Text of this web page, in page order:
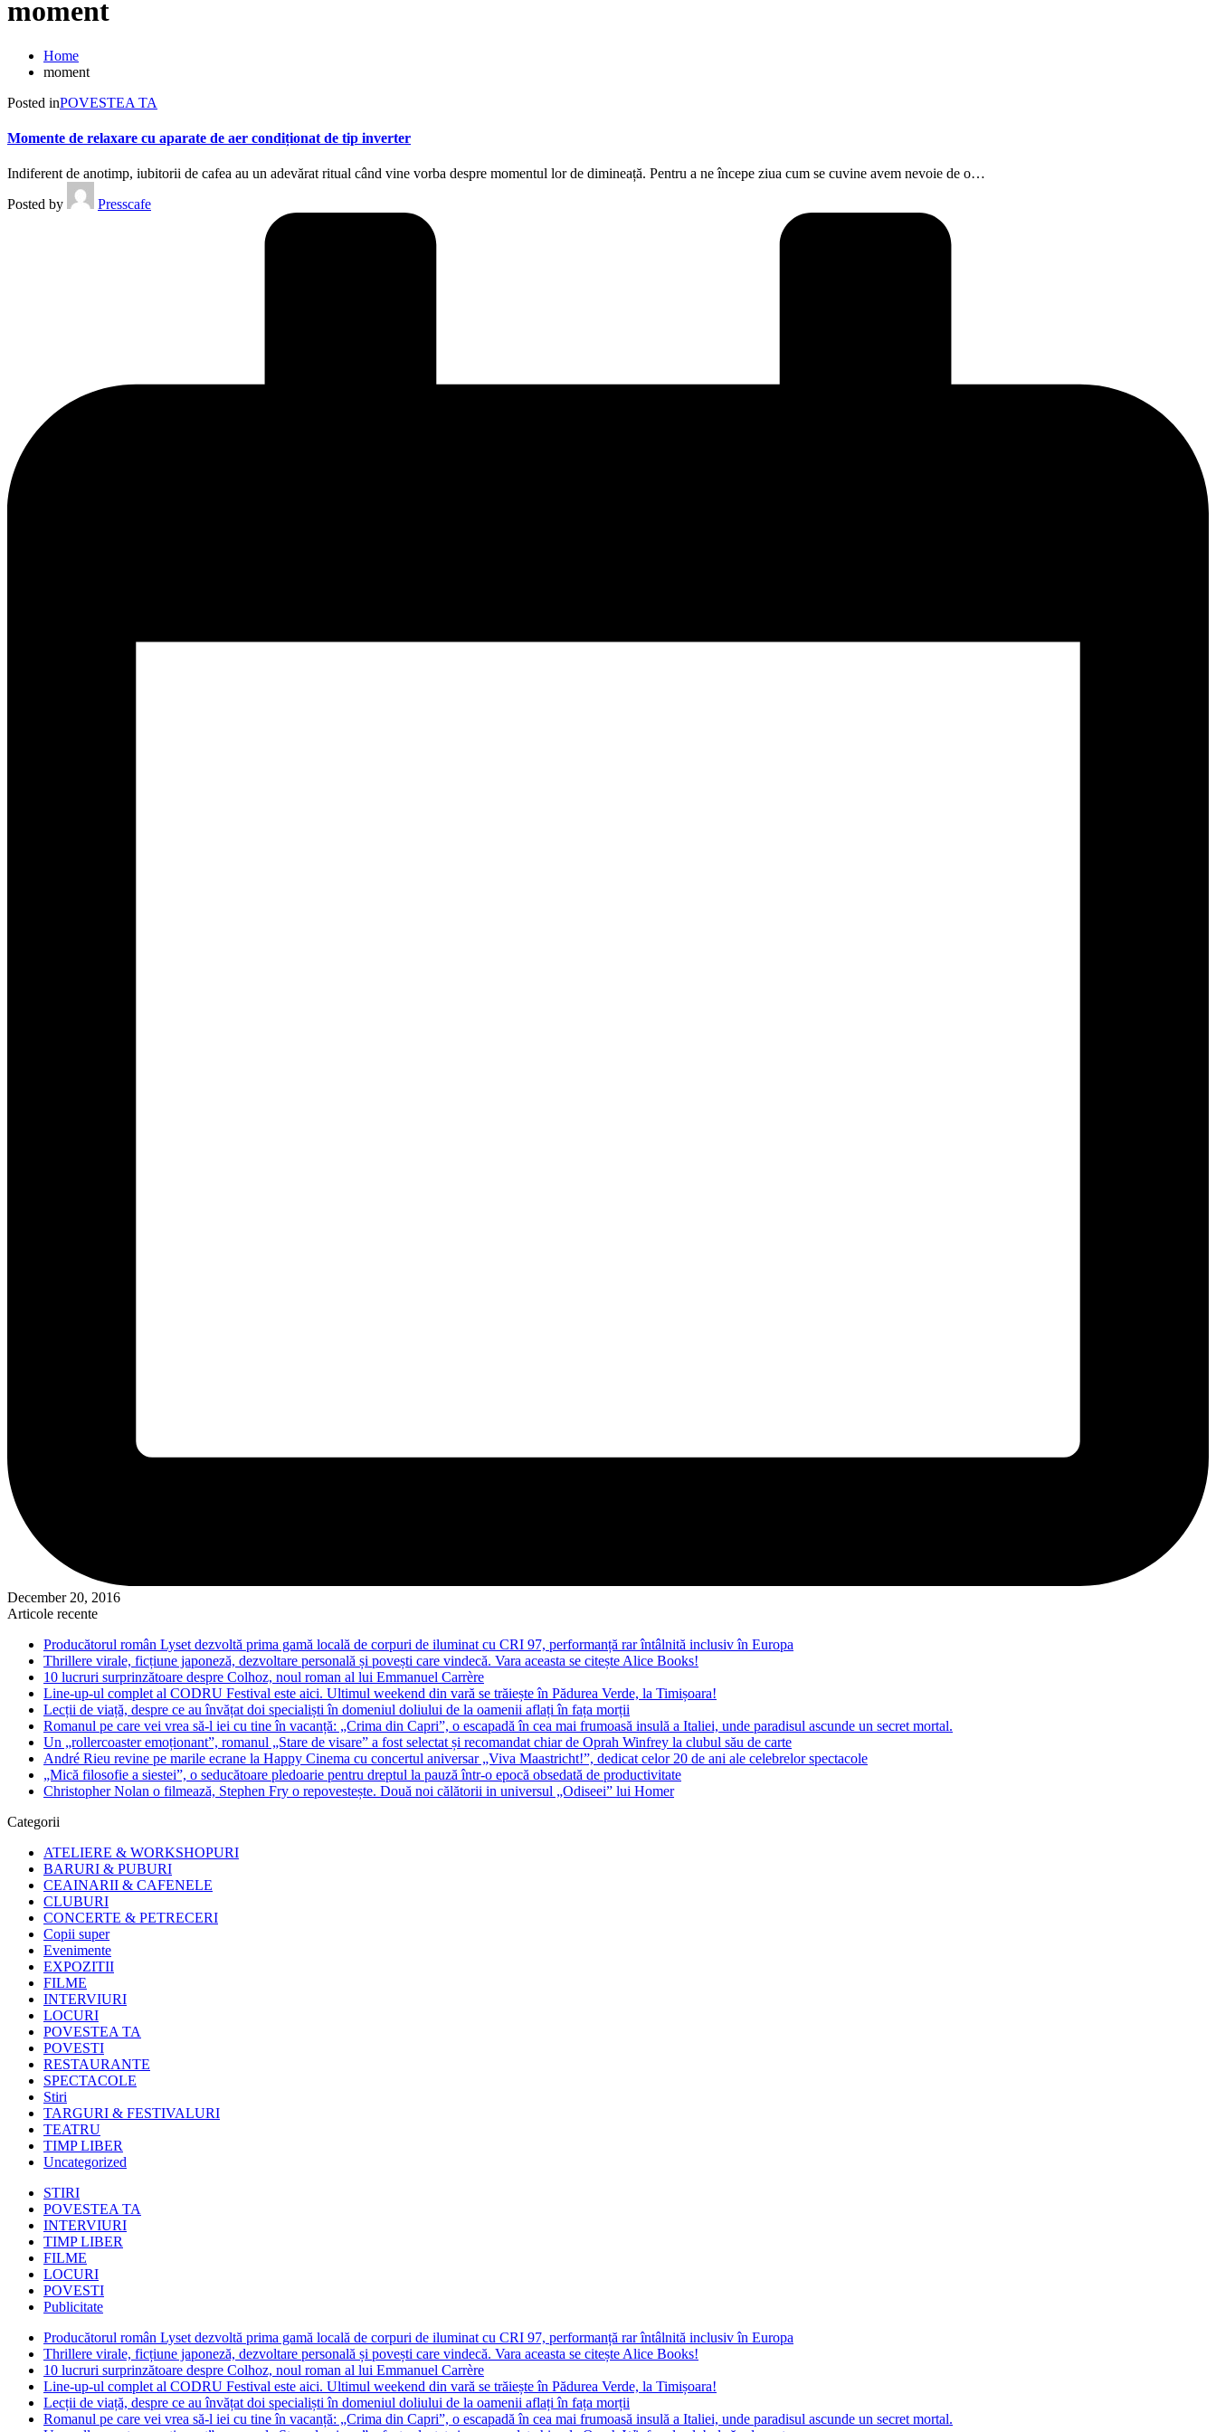
moment
Home
moment
Posted inPOVESTEA TA
Momente de relaxare cu aparate de aer condiționat de tip inverter
Indiferent de anotimp, iubitorii de cafea au un adevărat ritual când vine vorba despre momentul lor de dimineață. Pentru a ne începe ziua cum se cuvine avem nevoie de o…
Posted by
Presscafe
December 20, 2016
Articole recente
Producătorul român Lyset dezvoltă prima gamă locală de corpuri de iluminat cu CRI 97, performanță rar întâlnită inclusiv în Europa
Thrillere virale, ficțiune japoneză, dezvoltare personală și povești care vindecă. Vara aceasta se citește Alice Books!
10 lucruri surprinzătoare despre Colhoz, noul roman al lui Emmanuel Carrère
Line-up-ul complet al CODRU Festival este aici. Ultimul weekend din vară se trăiește în Pădurea Verde, la Timișoara!
Lecții de viață, despre ce au învățat doi specialiști în domeniul doliului de la oamenii aflați în fața morții
Romanul pe care vei vrea să-l iei cu tine în vacanță: „Crima din Capri”, o escapadă în cea mai frumoasă insulă a Italiei, unde paradisul ascunde un secret mortal.
Un „rollercoaster emoționant”, romanul „Stare de visare” a fost selectat și recomandat chiar de Oprah Winfrey la clubul său de carte
André Rieu revine pe marile ecrane la Happy Cinema cu concertul aniversar „Viva Maastricht!”, dedicat celor 20 de ani ale celebrelor spectacole
„Mică filosofie a siestei”, o seducătoare pledoarie pentru dreptul la pauză într-o epocă obsedată de productivitate
Christopher Nolan o filmează, Stephen Fry o repovestește. Două noi călătorii in universul „Odiseei” lui Homer
Categorii
ATELIERE & WORKSHOPURI
BARURI & PUBURI
CEAINARII & CAFENELE
CLUBURI
CONCERTE & PETRECERI
Copii super
Evenimente
EXPOZITII
FILME
INTERVIURI
LOCURI
POVESTEA TA
POVESTI
RESTAURANTE
SPECTACOLE
Stiri
TARGURI & FESTIVALURI
TEATRU
TIMP LIBER
Uncategorized
STIRI
POVESTEA TA
INTERVIURI
TIMP LIBER
FILME
LOCURI
POVESTI
Publicitate
Producătorul român Lyset dezvoltă prima gamă locală de corpuri de iluminat cu CRI 97, performanță rar întâlnită inclusiv în Europa
Thrillere virale, ficțiune japoneză, dezvoltare personală și povești care vindecă. Vara aceasta se citește Alice Books!
10 lucruri surprinzătoare despre Colhoz, noul roman al lui Emmanuel Carrère
Line-up-ul complet al CODRU Festival este aici. Ultimul weekend din vară se trăiește în Pădurea Verde, la Timișoara!
Lecții de viață, despre ce au învățat doi specialiști în domeniul doliului de la oamenii aflați în fața morții
Romanul pe care vei vrea să-l iei cu tine în vacanță: „Crima din Capri”, o escapadă în cea mai frumoasă insulă a Italiei, unde paradisul ascunde un secret mortal.